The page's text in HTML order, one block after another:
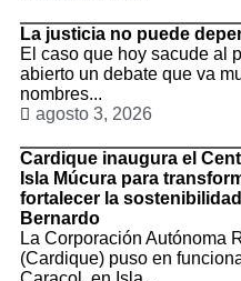
La justicia no puede
El caso que hoy sacude al
abierto un debate que va
nombres...
agosto 3, 2026
Cardique inaugura el
Isla Múcura para
fortalecer la
Bernardo
La Corporación Autónoma
(Cardique) puso en